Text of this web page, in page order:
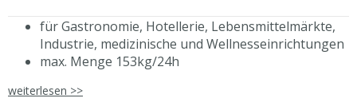
für Gastronomie, Hotellerie, Lebensmittelmärkte,
Industrie, medizinische und Wellnesseinrichtungen
max. Menge 153kg/24h
höhenverstellbare Füße
weiterlesen >>